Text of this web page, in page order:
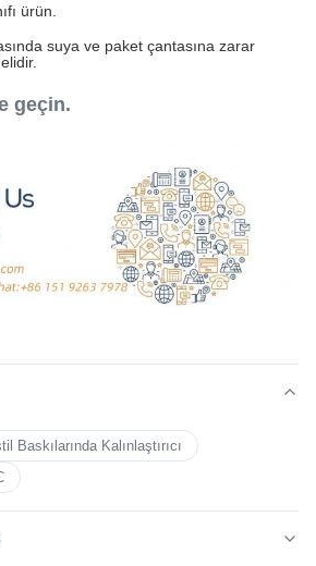
ürün.
suya ve paket çantasına zarar
geçin.
Baskılarında Kalınlaştırıcı